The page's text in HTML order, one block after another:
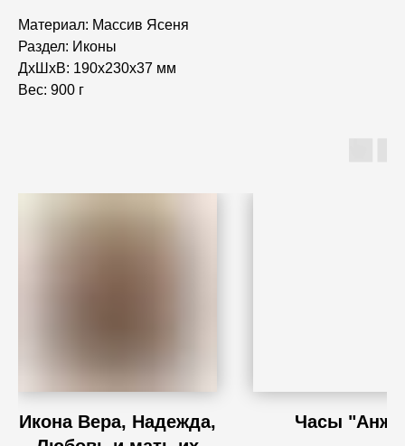
Материал: Массив Ясеня
Раздел: Иконы
ДxШxВ: 190x230x37 мм
Вес: 900 г
Икона Вера, Надежда,
Часы